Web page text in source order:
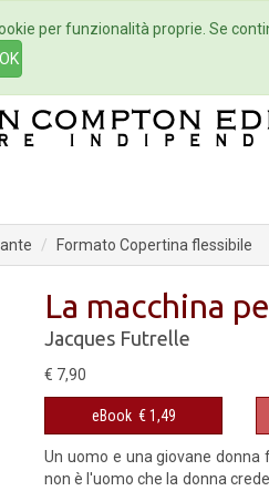
Autori Eventi
Formato Copertina flessibile
La macchina
Jacques Futrelle
€ 7,90
eBook € 1,49
Un uomo e una giovane
non è l'uomo che la donna
per funzionalità proprie. Se
OK